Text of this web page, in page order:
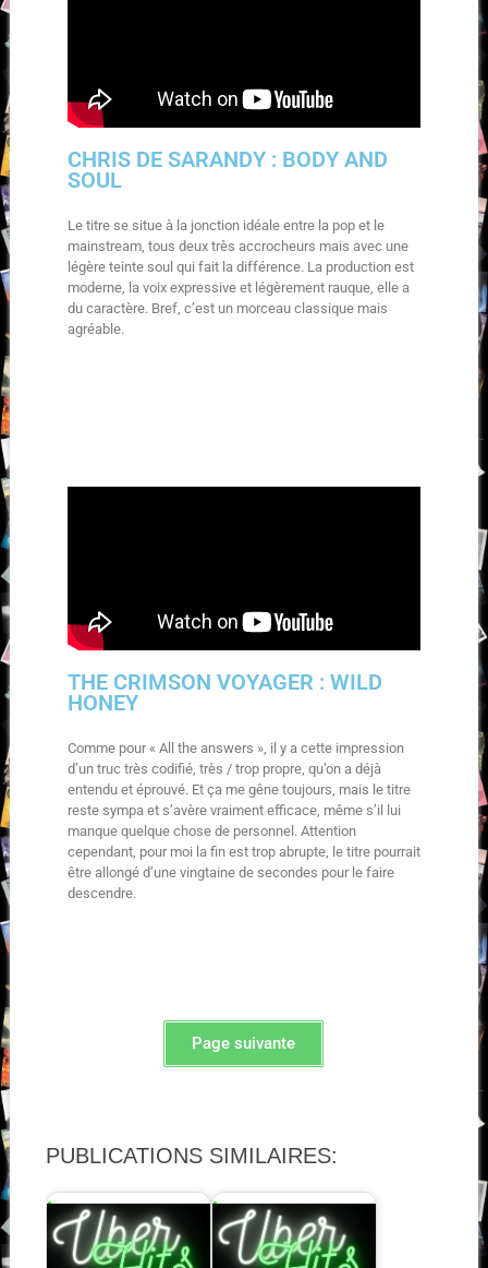
CHRIS DE SARANDY : BODY AND
SOUL
Le titre se situe à la jonction idéale entre la pop et le
mainstream, tous deux très accrocheurs mais avec une
légère teinte soul qui fait la différence. La production est
moderne, la voix expressive et légèrement rauque, elle a
du caractère. Bref, c’est un morceau classique mais
agréable.
THE CRIMSON VOYAGER : WILD
HONEY
Comme pour « All the answers », il y a cette impression
d’un truc très codifié, très / trop propre, qu’on a déjà
entendu et éprouvé. Et ça me gêne toujours, mais le titre
reste sympa et s’avère vraiment efficace, même s’il lui
manque quelque chose de personnel. Attention
cependant, pour moi la fin est trop abrupte, le titre pourrait
être allongé d’une vingtaine de secondes pour le faire
descendre.
Page suivante
PUBLICATIONS SIMILAIRES: